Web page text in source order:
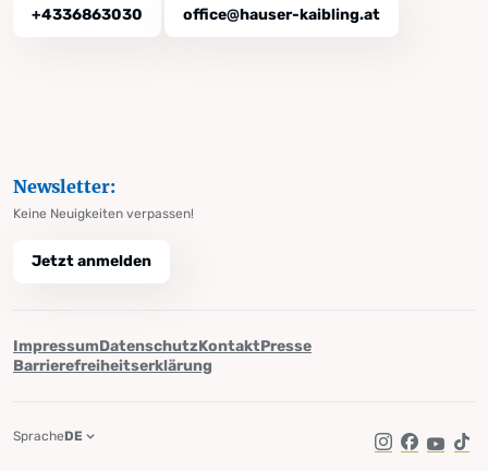
+4336863030 office@hauser-kaibling.at
Newsletter:
Keine Neuigkeiten verpassen!
Jetzt anmelden
ImpressumDatenschutzKontaktPresse
Barrierefreiheitserklärung
Instagram
Facebook
SpracheDE